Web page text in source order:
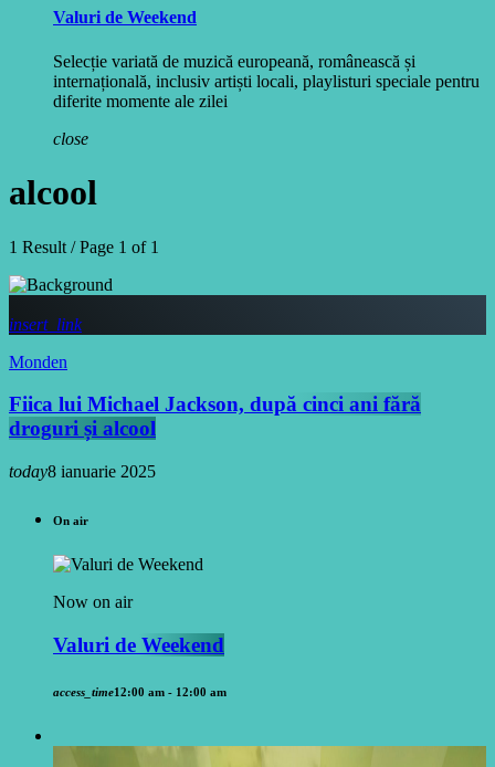
Valuri de Weekend
Selecție variată de muzică europeană, românească și
internațională, inclusiv artiști locali, playlisturi speciale pentru
diferite momente ale zilei
close
alcool
1 Result / Page 1 of 1
insert_link
Monden
Fiica lui Michael Jackson, după cinci ani fără
droguri și alcool
today8 ianuarie 2025
On air
Now on air
Valuri de Weekend
access_time12:00 am - 12:00 am